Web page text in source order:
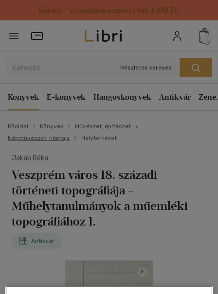
Kulacs / strandtáska most csak 1499 Ft!
Törzsvásárlói Kártya adatai
Részletes keresés
Könyvek E-könyvek Hangoskönyvek Antikvár
Főoldal Könyvek
Művészet, építészet
Népművészet, néprajz
Helytörténet
Jakab Réka
Veszprém város 18. századi
történeti topográfiája -
Műhelytanulmányok a műemléki
topográfiához 1.
Antikvár